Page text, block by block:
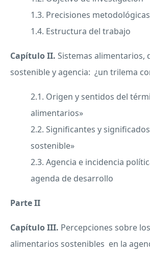
1.3. Precisiones metodológicas
1.4. Estructura del trabajo
Capítulo II. Sistemas alimentarios,
sostenible y agencia: ¿un trilema
2.1. Origen y sentidos del
alimentarios»
2.2. Significantes y
sostenible»
2.3. Agencia e incidencia
agenda de desarrollo
Parte II
Capítulo III. Percepciones sobre
alimentarios sostenibles en la